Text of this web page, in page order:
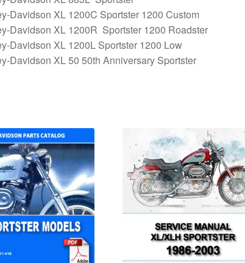
Davidson XL 1200C Sportster 1200 Custom
Davidson XL 1200R Sportster 1200 Roadster
Davidson XL 1200L Sportster 1200 Low
Davidson XL 50 50th Anniversary Sportster